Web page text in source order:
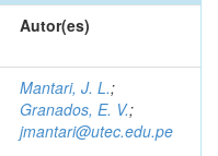
Autor(es)
Mantari, J. L.;
Granados, E. V.;
jmantari@utec.edu.pe